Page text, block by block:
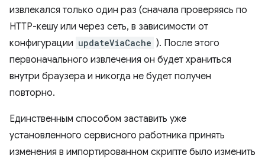
извлекался только один раз (сначала проверяясь по
HTTP-кешу или через сеть, в зависимости от
конфигурации updateViaCache ). После этого
первоначального извлечения он будет храниться
внутри браузера и никогда не будет получен
повторно.
Единственным способом заставить уже
установленного сервисного работника принять
изменения в импортированном скрипте было изменить